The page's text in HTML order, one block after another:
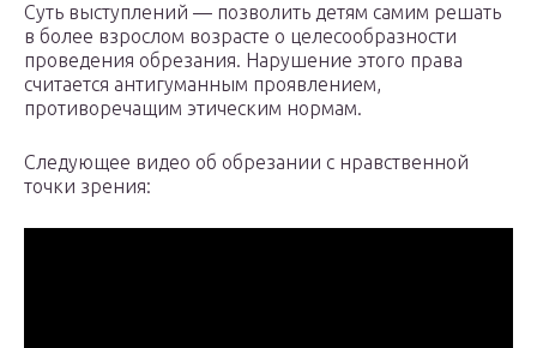
Суть выступлений — позволить детям самим решать
в более взрослом возрасте о целесообразности
проведения обрезания. Нарушение этого права
считается антигуманным проявлением,
противоречащим этическим нормам.
Следующее видео об обрезании с нравственной
точки зрения: